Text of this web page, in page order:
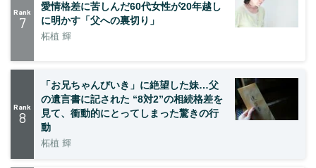
Rank
7
愛情格差に苦しんだ60代女性が20年越し
に明かす「父への裏切り」
柘植 輝
Rank
8
「お兄ちゃんびいき」に絶望した妹…父
の遺言書に記された “8対2”の相続格差を
見て、衝動的にとってしまった驚きの行
動
柘植 輝